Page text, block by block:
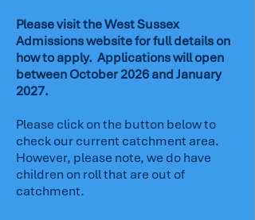
Please visit the West Sussex
Admissions website for full details on
how to apply. Applications will open
between October 2026 and January
2027.
Please click on the button below to
check our current catchment area.
However, please note, we do have
children on roll that are out of
catchment.